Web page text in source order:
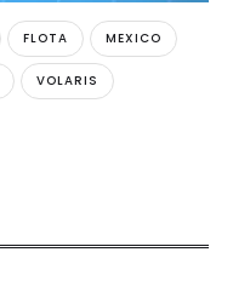
FLOTA MEXICO
VOLARIS